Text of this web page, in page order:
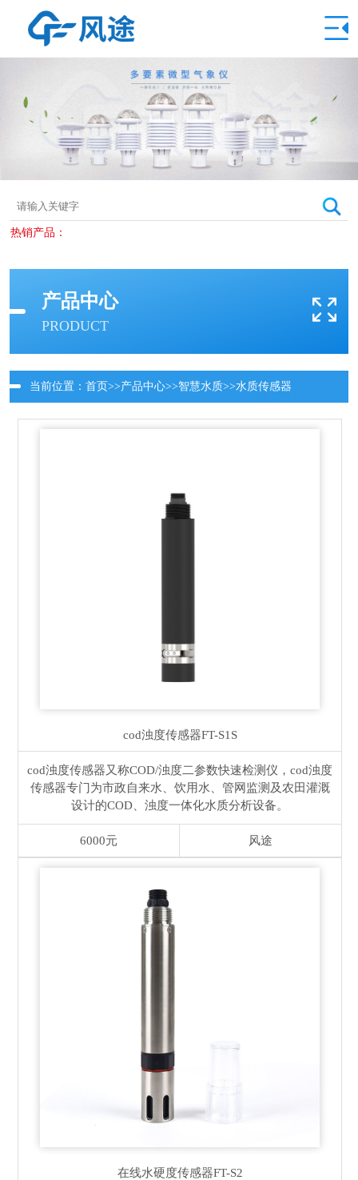
热销产品：
产品中心
PRODUCT
当前位置： 首页>>产品中心>>智慧水质>>水质传感器
cod浊度传感器FT-S1S
cod浊度传感器又称COD/浊度二参数快速检测仪，cod浊度
传感器专门为市政自来水、饮用水、管网监测及农田灌溉
设计的COD、浊度一体化水质分析设备。
6000元 风途
在线水硬度传感器FT-S2